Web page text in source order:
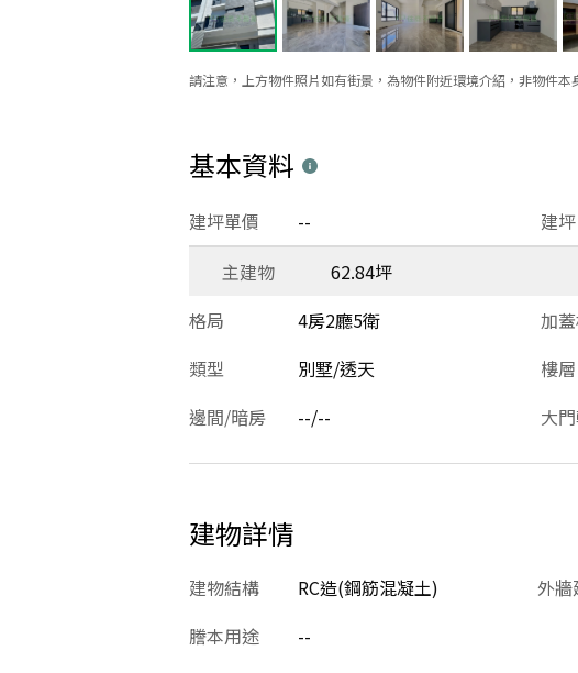
請注意，上方物件照片如有街景，為物件附近環境介紹，非物件本
基本資料
建坪
建坪單價 --
主建物
62.84坪
格局
4房2廳5衛 加
類型
別墅/透天 樓層
邊間/暗房 --/-- 大
建物詳情
建物結構 RC造(鋼筋混凝土) 外牆
謄本用途
--